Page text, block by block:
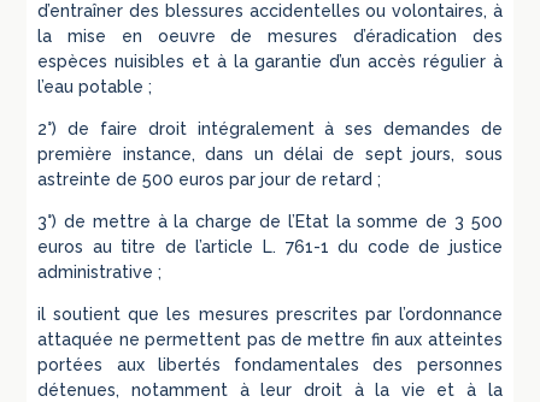
d’entraîner des blessures accidentelles ou volontaires, à
la mise en oeuvre de mesures d’éradication des
espèces nuisibles et à la garantie d’un accès régulier à
l’eau potable ;
2°) de faire droit intégralement à ses demandes de
première instance, dans un délai de sept jours, sous
astreinte de 500 euros par jour de retard ;
3°) de mettre à la charge de l’Etat la somme de 3 500
euros au titre de l’article L. 761-1 du code de justice
administrative ;
il soutient que les mesures prescrites par l’ordonnance
attaquée ne permettent pas de mettre fin aux atteintes
portées aux libertés fondamentales des personnes
détenues, notamment à leur droit à la vie et à la